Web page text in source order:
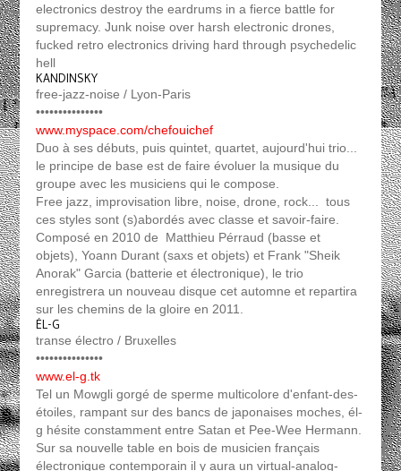
electronics destroy the eardrums in a fierce battle for
supremacy. Junk noise over harsh electronic drones,
fucked retro electronics driving hard through psychedelic
hell
KANDINSKY
free-jazz-noise / Lyon-Paris
•••••••••••••••
www.myspace.com/chefouichef
Duo à ses débuts, puis quintet, quartet, aujourd'hui trio...
le principe de base est de faire évoluer la musique du
groupe avec les musiciens qui le compose.
Free jazz, improvisation libre, noise, drone, rock... tous
ces styles sont (s)abordés avec classe et savoir-faire.
Composé en 2010 de Matthieu Pérraud (basse et
objets), Yoann Durant (saxs et objets) et Frank "Sheik
Anorak" Garcia (batterie et électronique), le trio
enregistrera un nouveau disque cet automne et repartira
sur les chemins de la gloire en 2011.
ÉL-G
transe électro / Bruxelles
•••••••••••••••
www.el-g.tk
Tel un Mowgli gorgé de sperme multicolore d'enfant-des-
étoiles, rampant sur des bancs de japonaises moches, él-
g hésite constamment entre Satan et Pee-Wee Hermann.
Sur sa nouvelle table en bois de musicien français
électronique contemporain il y aura un virtual-analog-